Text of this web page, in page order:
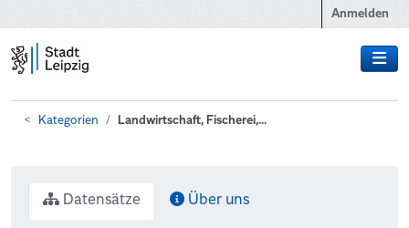
Anmelden
Kategorien Landwirtschaft, Fischerei,...
Datensätze Über uns